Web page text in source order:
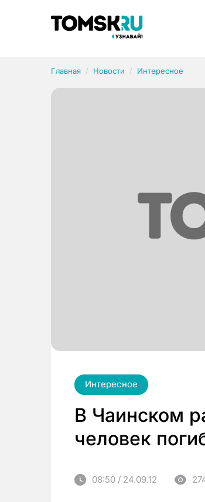
Главная Новости Интересное
Интересное
В Чаинском
человек
08:50 / 24.09.12
Рубрики